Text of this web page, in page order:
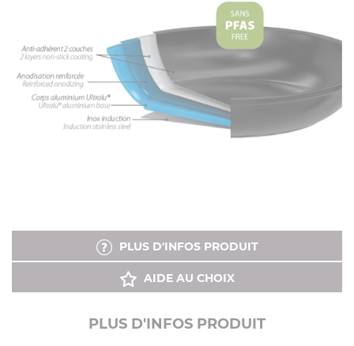
PLUS D'INFOS PRODUIT
AIDE AU CHOIX
PLUS D'INFOS PRODUIT